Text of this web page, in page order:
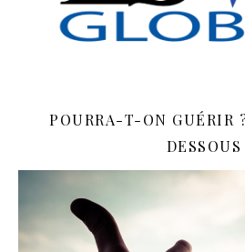
POURRA-T-ON GUÉRIR
DESSOUS